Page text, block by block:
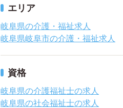
エリア
岐阜県の介護・福祉求人
岐阜県岐阜市の介護・福祉求人
資格
岐阜県の介護福祉士の求人
岐阜県の社会福祉士の求人